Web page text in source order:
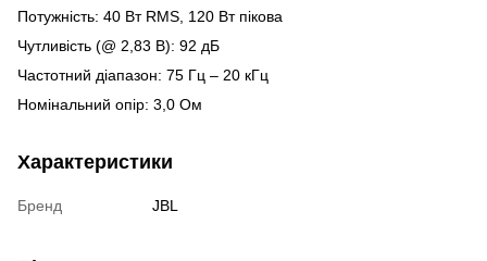
Потужність: 40 Вт RMS, 120 Вт пікова
Чутливість (@ 2,83 В): 92 дБ
Частотний діапазон: 75 Гц – 20 кГц
Номінальний опір: 3,0 Ом
Характеристики
Бренд JBL